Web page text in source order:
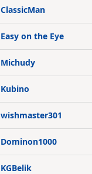
ClassicMan
Easy on the Eye
Michudy
Kubino
wishmaster301
Dominon1000
KGBelik